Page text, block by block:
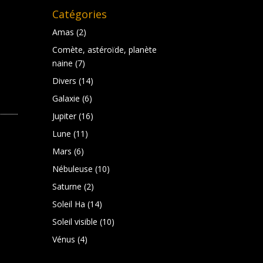
Catégories
Amas (2)
Comète, astéroïde, planète
naine (7)
Divers (14)
Galaxie (6)
Jupiter(16)
Lune (11)
Mars (6)
Nébuleuse (10)
Saturne (2)
Soleil Ha (14)
Soleil visible (10)
Vénus (4)